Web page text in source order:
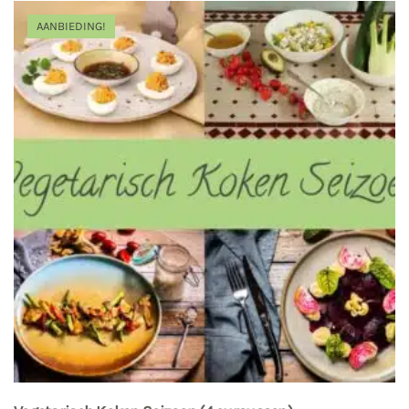
AANBIEDING!